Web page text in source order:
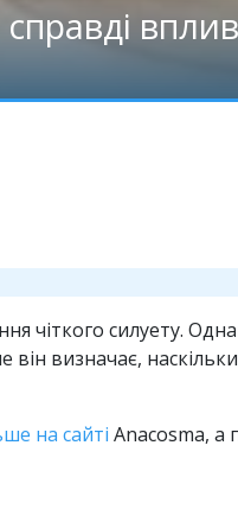
чіткого силуету.
визначає,
на сайті Anacosma, а